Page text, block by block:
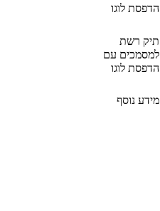
תיק רשת
למסמכים עם
הדפסת לוגו
מידע נוסף